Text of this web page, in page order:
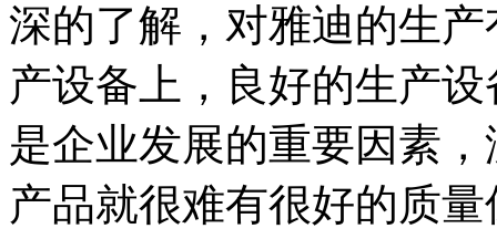
深的了解，对雅迪的生
产设备上，良好的生产
是企业发展的重要因素
产品就很难有很好的质